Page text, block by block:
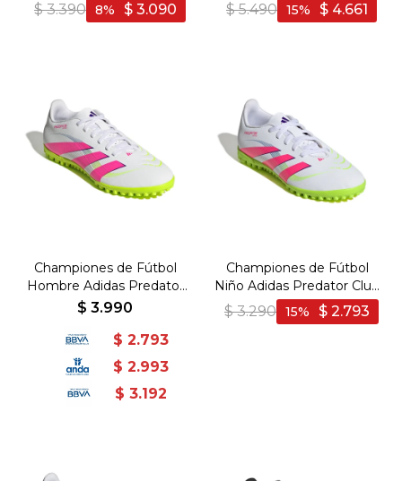
$ 3.390 $ 3.090
8
Rosado
$ 5.490 $ 4.661
15
Championes de Fútbol
Hombre Adidas Predator
Club TF - Blanco-Rosado
$ 3.990
$ 2.793
$ 2.993
$ 3.192
Championes de Fútbol
Niño Adidas Predator Club
TF - Blanco-Rosado
$ 3.290 $ 2.793
15